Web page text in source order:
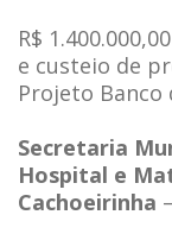
R$
e custeio de
Projeto Banco
Secretaria
Hospital e
Cachoeirinha